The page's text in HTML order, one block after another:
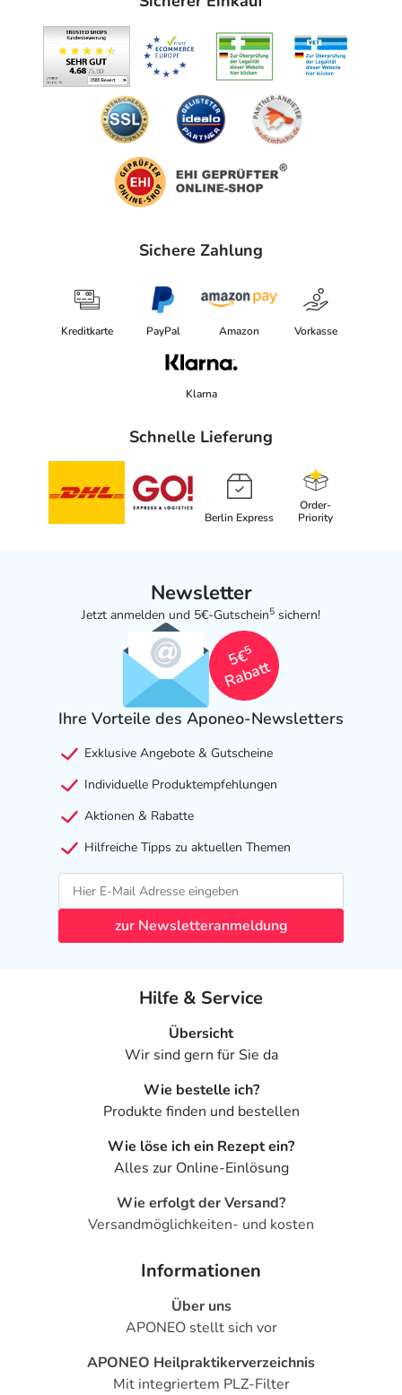
elektronische Adresse: https://www.belsana.de/ | ser­
vice@?belsana.?de
Angaben gem. EU-Produktsicherheitsverordnung (GPSR)
PDF des Beipackzettelskönnen Sie sich oben
Sichere Zahlung
Kreditkarte PayPal Amazon Vorkasse
Klarna
Schnelle Lieferung
Berlin Express
Order-
Priority
Newsletter
Jetzt anmelden und 5€-Gutschein5 sichern!
5€
5
Rabatt
Ihre Vorteile des Aponeo-Newsletters
Exklusive Angebote & Gutscheine
Individuelle Produktempfehlungen
Aktionen & Rabatte
Hilfreiche Tipps zu aktuellen Themen
zur Newsletteranmeldung
Hilfe & Service
Übersicht
Wir sind gern für Sie da
Wie bestelle ich?
Produkte finden und bestellen
Wie löse ich ein Rezept ein?
Alles zur Online-Einlösung
Wie erfolgt der Versand?
Versandmöglichkeiten- und kosten
Informationen
Über uns
APONEO stellt sich vor
APONEO Heilpraktikerverzeichnis
Mit integriertem PLZ-Filter